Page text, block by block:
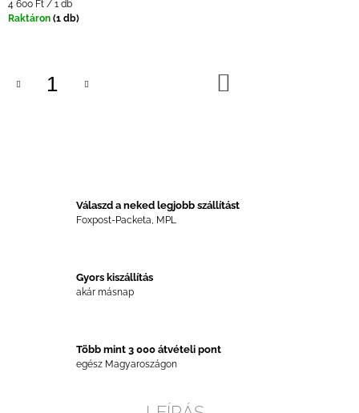
Egységár:
4 600 Ft / 1 db
Raktáron (1 db)
Válaszd a neked legjobb szállítást
Foxpost-Packeta, MPL
Gyors kiszállítás
akár másnap
Több mint 3 000 átvételi pont
egész Magyaroszágon